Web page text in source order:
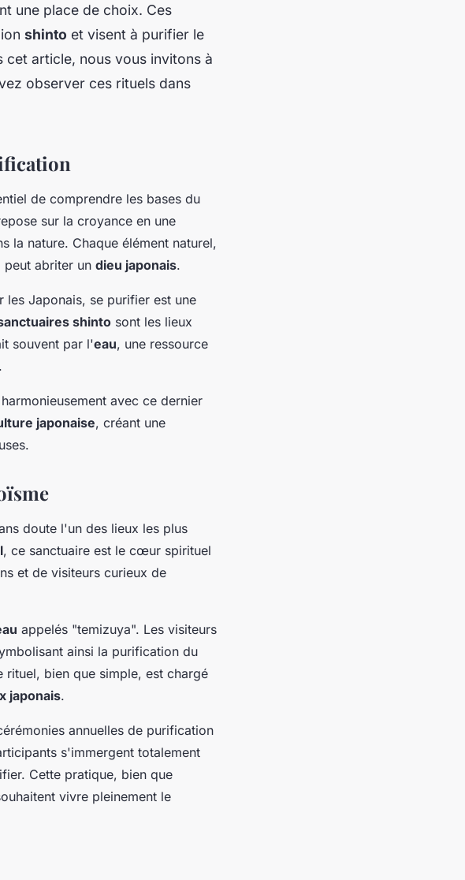
une place de choix. Ces
shinto et visent à purifier le
cet article, nous vous invitons à
observer ces rituels dans
de comprendre les bases du
sur la croyance en une
la nature. Chaque élément naturel,
abriter un dieu japonais.
les Japonais, se purifier est une
shinto sont les lieux
souvent par l'eau, une ressource
avec ce dernier
japonaise, créant une
doute l'un des lieux les plus
, ce sanctuaire est le cœur spirituel
et de visiteurs curieux de
appelés "temizuya". Les visiteurs
ainsi la purification du
bien que simple, est chargé
japonais.
annuelles de purification
s'immergent totalement
Cette pratique, bien que
vivre pleinement le